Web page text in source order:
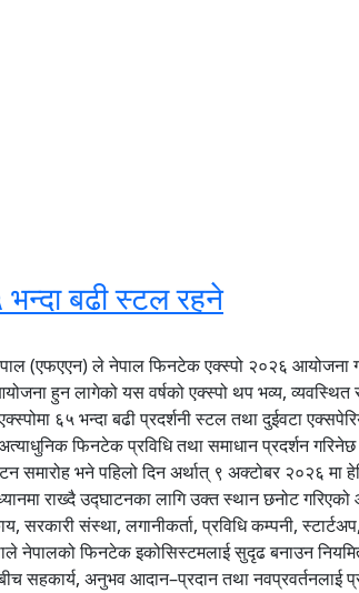
बढी स्टल रहने
(एफएएन) ले नेपाल फिनटेक एक्स्पो २०२६ आयोजना
लागेको यस वर्षको एक्स्पो थप भव्य, व्यवस्थित र
६५ भन्दा बढी प्रदर्शनी स्टल तथा दुईवटा
फिनटेक प्रविधि तथा समाधान प्रदर्शन
भने पहिलो दिन अर्थात् ९ अक्टोबर २०२६ मा
ध्यानमा राख्दै उद्घाटनका लागि उक्त स्थान छनोट
संस्था, लगानीकर्ता, प्रविधि कम्पनी,
नेपालको फिनटेक इकोसिस्टमलाई सुदृढ बनाउन
सहकार्य, अनुभव आदान–प्रदान तथा